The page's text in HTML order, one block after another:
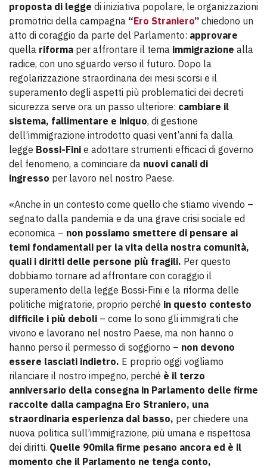
proposta di legge di iniziativa popolare, le organizzazioni
promotrici della campagna “Ero Straniero” chiedono un
atto di coraggio da parte del Parlamento: approvare
quella riforma per affrontare il tema immigrazione alla
radice, con uno sguardo verso il futuro. Dopo la
regolarizzazione straordinaria dei mesi scorsi e il
superamento degli aspetti più problematici dei decreti
sicurezza serve ora un passo ulteriore: cambiare il
sistema, fallimentare e iniquo, di gestione
dell’immigrazione introdotto quasi vent’anni fa dalla
legge Bossi-Fini e adottare strumenti efficaci di governo
del fenomeno, a cominciare da nuovi canali di
ingresso per lavoro nel nostro Paese.
«Anche in un contesto come quello che stiamo vivendo –
segnato dalla pandemia e da una grave crisi sociale ed
economica – non possiamo smettere di pensare ai
temi fondamentali per la vita della nostra comunità,
quali i diritti delle persone più fragili. Per questo
dobbiamo tornare ad affrontare con coraggio il
superamento della legge Bossi-Fini e la riforma delle
politiche migratorie, proprio perché in questo contesto
difficile i più deboli – come lo sono gli immigrati che
vivono e lavorano nel nostro Paese, ma non hanno o
hanno perso il permesso di soggiorno – non devono
essere lasciati indietro. E proprio oggi vogliamo
rilanciare il nostro impegno, perché è il terzo
anniversario della consegna in Parlamento delle firme
raccolte dalla campagna Ero Straniero, una
straordinaria esperienza dal basso, per chiedere una
nuova politica sull’immigrazione, più umana e rispettosa
dei diritti. Quelle 90mila firme pesano ancora ed è il
momento che il Parlamento ne tenga conto,